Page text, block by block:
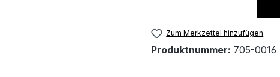
Zum Merkzettel hinzufügen
Produktnummer: 705-0016